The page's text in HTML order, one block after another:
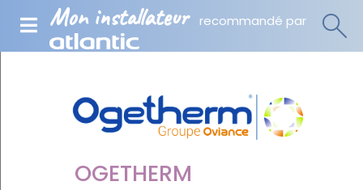
Mon installateur recommandé par
OGETHERM